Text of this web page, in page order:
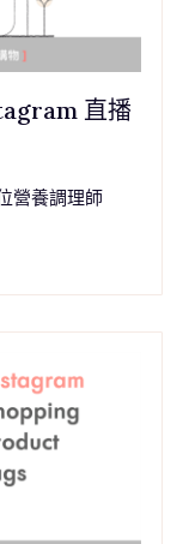
直播
營養調理師